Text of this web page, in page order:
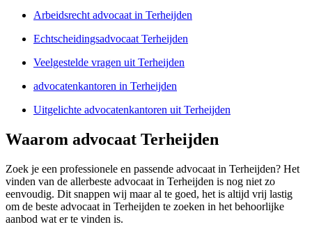
Arbeidsrecht advocaat in Terheijden
Echtscheidingsadvocaat Terheijden
Veelgestelde vragen uit Terheijden
advocatenkantoren in Terheijden
Uitgelichte advocatenkantoren uit Terheijden
Waarom advocaat Terheijden
Zoek je een professionele en passende advocaat in Terheijden? Het
vinden van de allerbeste advocaat in Terheijden is nog niet zo
eenvoudig. Dit snappen wij maar al te goed, het is altijd vrij lastig
om de beste advocaat in Terheijden te zoeken in het behoorlijke
aanbod wat er te vinden is.